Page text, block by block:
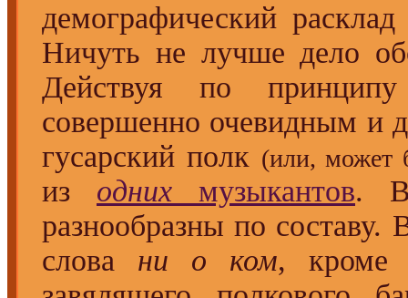
демографический
Ничуть не лучше дело
Действуя по
совершенно очевидным и
гусарский полк (или, может
из одних музыкантов.
разнообразны по составу.
слова ни о ком, кроме